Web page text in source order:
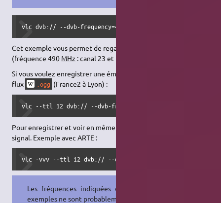
vlc dvb:// --dvb-frequency=490000000 --dvb-adapter=0 --
Cet exemple vous permet de regarder ARTE à Bordeaux
(fréquence 490 MHz : canal 23 et numéro de programme 261)
Si vous voulez enregistrer une émission compressée dans un
flux
.ogg (France2 à Lyon) :
vlc --ttl 12 dvb:// --dvb-frequency=754000000 --dvb-
Pour enregistrer et voir en même temps, il faut dupliquer le
signal. Exemple avec ARTE :
vlc -vvv --ttl 12 dvb:// --dvb-frequency=754000000 --dvb-
Les fréquences indiquées dans les
exemples ne sont probablement plus